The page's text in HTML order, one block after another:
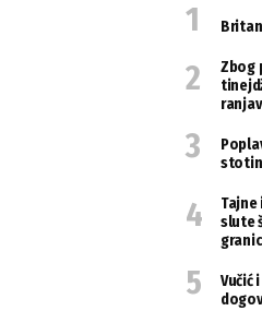
Zbog
slute
Vučić